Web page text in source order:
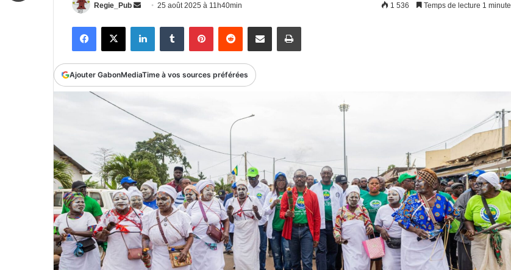
Regie_Pub
Envoyer
courriel
25 août 2025 à 11h40min 1 536 Temps de lecture 1 minute
FacebookX LinkedinTumblr PinterestReddit Partager par email Imprimer
Ajouter GabonMediaTime à vos sources préférées